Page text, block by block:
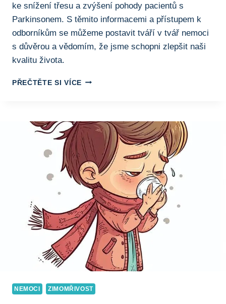
ke snížení třesu a zvýšení pohody pacientů s
Parkinsonem. S těmito informacemi a přístupem k
odborníkům se můžeme postavit tváří v tvář nemoci
s důvěrou a vědomím, že jsme schopni zlepšit naši
kvalitu života.
PŘEČTĚTE SI VÍCEBOJUJTE
ZMÍRNIT
TŘES
A
ZLEPŠIT
KVALITU
ŽIVOTA
NEMOCI ZIMOMŘIVOST